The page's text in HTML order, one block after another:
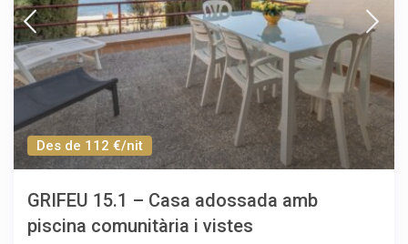
Des de 112 €/nit
GRIFEU 15.1 – Casa adossada amb
piscina comunitària i vistes